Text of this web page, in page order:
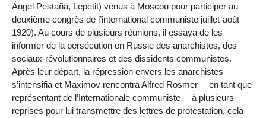
Ángel Pestaña, Lepe­tit) venus à Moscou pour participer au
deuxième congrès de l’internatio­nal communiste juillet-août
1920). Au cours de plusieurs réunions, il essaya de les
informer de la persécu­tion en Russie des anarchistes, des
sociaux-révolutionnaires et des dissi­dents communistes.
Après leur départ, la répression envers les anarchistes
s’intensifia et Maximov rencontra Alfred Rosmer —en tant que
repré­sentant de l’Internationale commu­niste— à plusieurs
reprises pour lui transmettre des lettres de protesta­tion, cela